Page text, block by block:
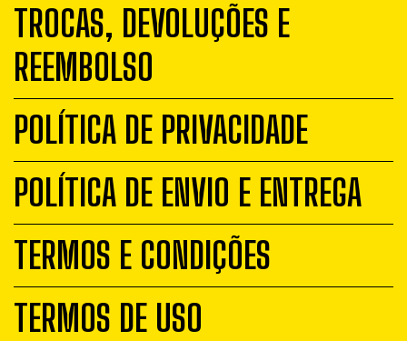
TROCAS, DEVOLUÇÕES E
REEMBOLSO
POLÍTICA DE PRIVACIDADE
POLÍTICA DE ENVIO E ENTREGA
TERMOS E CONDIÇÕES
TERMOS DE USO